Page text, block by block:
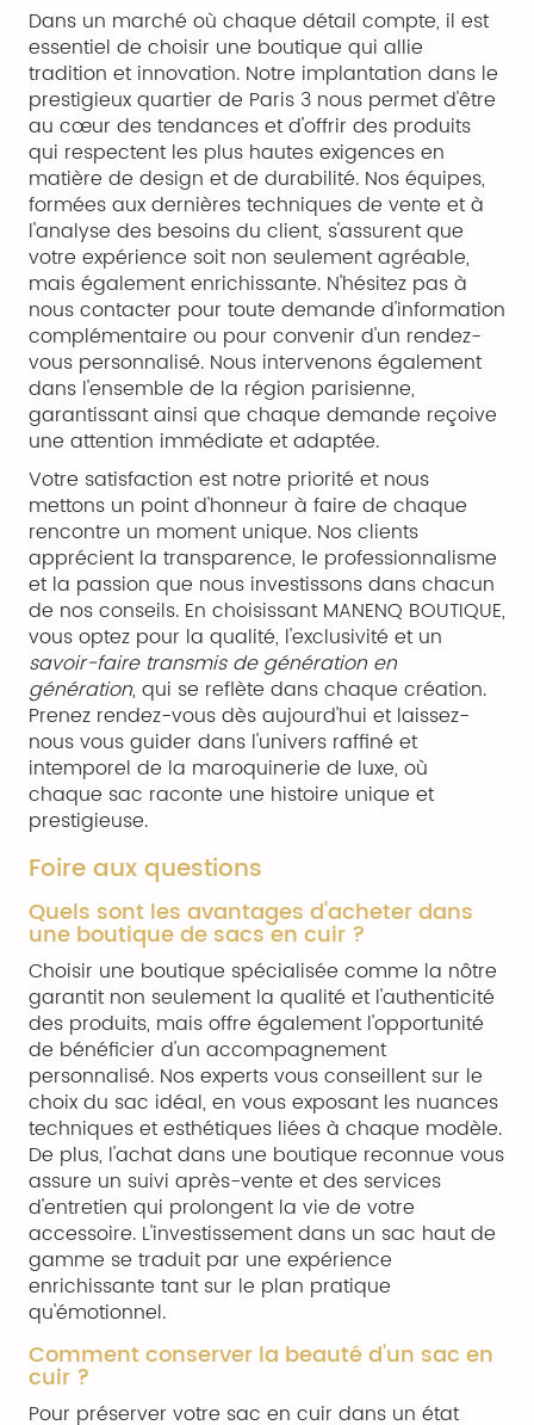
Dans un marché où chaque détail compte, il est
essentiel de choisir une boutique qui allie
tradition et innovation. Notre implantation dans le
prestigieux quartier de Paris 3 nous permet d'être
au cœur des tendances et d'offrir des produits
qui respectent les plus hautes exigences en
matière de design et de durabilité. Nos équipes,
formées aux dernières techniques de vente et à
l'analyse des besoins du client, s'assurent que
votre expérience soit non seulement agréable,
mais également enrichissante. N'hésitez pas à
nous contacter pour toute demande d'information
complémentaire ou pour convenir d'un rendez-
vous personnalisé. Nous intervenons également
dans l'ensemble de la région parisienne,
garantissant ainsi que chaque demande reçoive
une attention immédiate et adaptée.
Votre satisfaction est notre priorité et nous
mettons un point d'honneur à faire de chaque
rencontre un moment unique. Nos clients
apprécient la transparence, le professionnalisme
et la passion que nous investissons dans chacun
de nos conseils. En choisissant MANENQ BOUTIQUE,
vous optez pour la qualité, l'exclusivité et un
savoir-faire transmis de génération en
génération, qui se reflète dans chaque création.
Prenez rendez-vous dès aujourd'hui et laissez-
nous vous guider dans l'univers raffiné et
intemporel de la maroquinerie de luxe, où
chaque sac raconte une histoire unique et
prestigieuse.
Foire aux questions
Quels sont les avantages d'acheter dans
une boutique de sacs en cuir ?
Choisir une boutique spécialisée comme la nôtre
garantit non seulement la qualité et l'authenticité
des produits, mais offre également l'opportunité
de bénéficier d'un accompagnement
personnalisé. Nos experts vous conseillent sur le
choix du sac idéal, en vous exposant les nuances
techniques et esthétiques liées à chaque modèle.
De plus, l'achat dans une boutique reconnue vous
assure un suivi après-vente et des services
d'entretien qui prolongent la vie de votre
accessoire. L'investissement dans un sac haut de
gamme se traduit par une expérience
enrichissante tant sur le plan pratique
qu'émotionnel.
Comment conserver la beauté d'un sac en
cuir ?
Pour préserver votre sac en cuir dans un état